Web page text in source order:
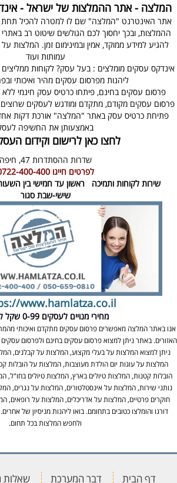
המלצה - אתר ההמלצות של ישראל -
אתר האינטרנט "המלצה" שם לו למטרה להכיל תחת
ההמלצות, ובכך יחסוך לכם הגולשים שיטוט רב באתרי
להגיע למידע ממוקד, אמין ובמינימום זמן. המלצות
עמותות ועוד
אינדקס עסקים מומלצים : בעל עסק? לקוחות
ליהנות מפרסום עסקים מהיר ואיכותי
פרסום עסקים בחינם, פיתחו כרטיס עסק חינמי ללא
פרסום עסקים מקודם, מתקדם ומודגש לעסקים שרוצים
פתיחת כרטיס עסק באתר "המלצה" אורכת דקות
באמצעותן את החשיפה
לחצו כאן לרישום וקידום
שדרות ההסתדרות 47,
חיפה
לפרטים חייגו400-400
שירות לקוחות ותמיכה
שישי-שבת סגור
www.hamlatza.co.il
מחירי מנויים לעסקים 0-99 שקל לחודש
אנו באתר המלצה מאפשרים פרסום עסקים מתקדם ואיכותי
האזורים. באתר ניתן למצוא פרסום עסקים בחינם ולפרסום
ניתן למצוא המלצות על בעלי מקצוע, המלצות על קבלנים,
המלצות על עוגות יום הולדת מעוצבות, המלצות על הובלות
הובלות קטנות, המלצות טיולים בארץ, המלצות טיולים בחו"ל,
נותני שירות, המלצות על אינסטלטורים, המלצות על נגרים,
חוקרים פרטיים, המלצות על אדריכלים, המלצות על רופאים,
דורגו והומלצו כטובים בתחומם. בואו ליהנות מניסיון של
ולחפש המלצות בכל תחום.
דף הבית דבר המערכת שאלות